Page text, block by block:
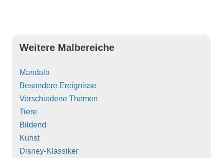
Weitere Malbereiche
Mandala
Besondere Ereignisse
Verschiedene Themen
Tiere
Bildend
Kunst
Disney-Klassiker